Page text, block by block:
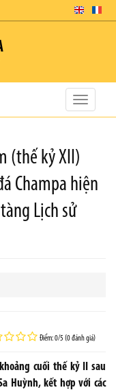
Toggle
(thế kỷ XII)
Champa hiện
Lịch sử
Điểm: 0/5 (0 đánh giá)
cuối thế kỷ II sau
Huỳnh, kết hợp với các